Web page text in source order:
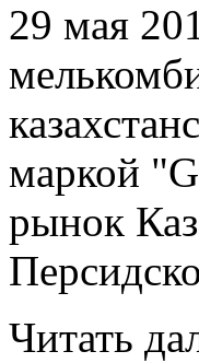
29 мая
маркой
рынок
Читать